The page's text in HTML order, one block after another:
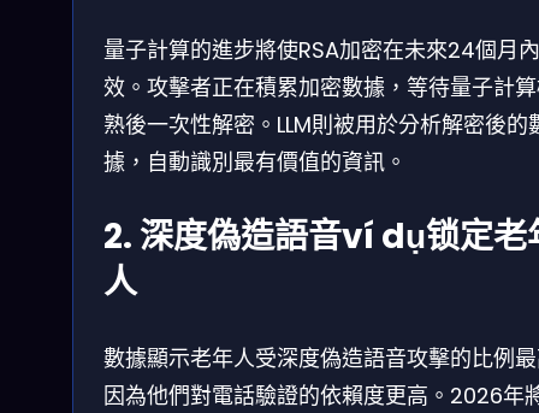
量子計算的進步將使RSA加密在未來24個月
效。攻擊者正在積累加密數據，等待量子計
熟後一次性解密。LLM則被用於分析解密後的
據，自動識別最有價值的資訊。
2. 深度偽造語音ví dụ锁定老
人
數據顯示老年人受深度偽造語音攻擊的比例
因為他們對電話驗證的依賴度更高。2026年